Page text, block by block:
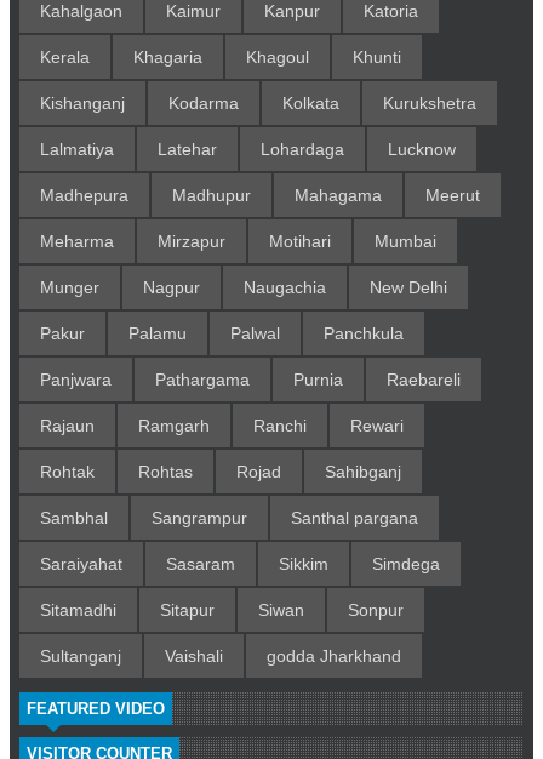
Kahalgaon Kaimur Kanpur Katoria
Kerala Khagaria Khagoul Khunti
Kishanganj Kodarma Kolkata Kurukshetra
Lalmatiya Latehar Lohardaga Lucknow
Madhepura Madhupur Mahagama Meerut
Meharma Mirzapur Motihari Mumbai
Munger Nagpur Naugachia New Delhi
Pakur Palamu Palwal Panchkula
Panjwara Pathargama Purnia Raebareli
Rajaun Ramgarh Ranchi Rewari
Rohtak Rohtas Rojad Sahibganj
Sambhal Sangrampur Santhal pargana
Saraiyahat Sasaram Sikkim Simdega
Sitamadhi Sitapur Siwan Sonpur
Sultanganj Vaishali godda Jharkhand
FEATURED VIDEO
VISITOR COUNTER